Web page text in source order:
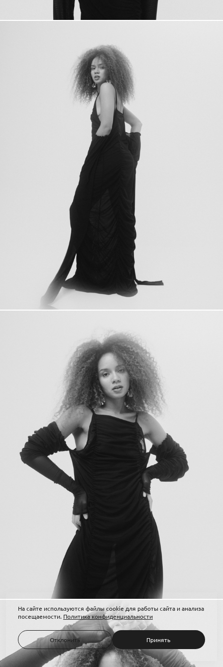
На сайте используются файлы cookie для работы сайта и анализа
посещаемости. Политика конфиденциальности
Отклонить Принять